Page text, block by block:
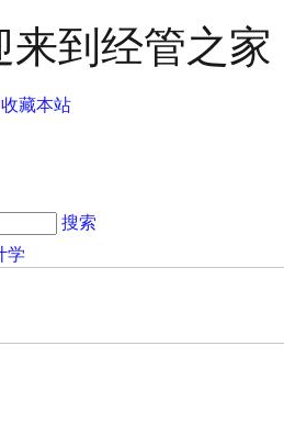
来到经管之家
收藏本站
搜索
学